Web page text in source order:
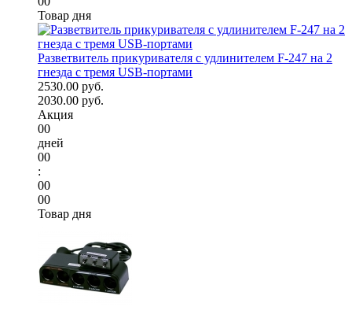
Товар дня
Разветвитель прикуривателя с удлинителем F-247 на 2
гнезда с тремя USB-портами
2530.00 руб.
2030.00 руб.
Акция
00
дней
00
:
00
00
Товар дня